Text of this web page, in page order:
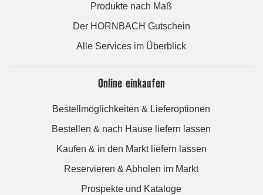
Produkte nach Maß
Der HORNBACH Gutschein
Alle Services im Überblick
Online einkaufen
Bestellmöglichkeiten & Lieferoptionen
Bestellen & nach Hause liefern lassen
Kaufen & in den Markt liefern lassen
Reservieren & Abholen im Markt
Prospekte und Kataloge